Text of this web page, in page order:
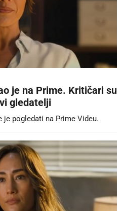
je na Prime. Kritičari su
gledatelji
je pogledati na Prime Videu.